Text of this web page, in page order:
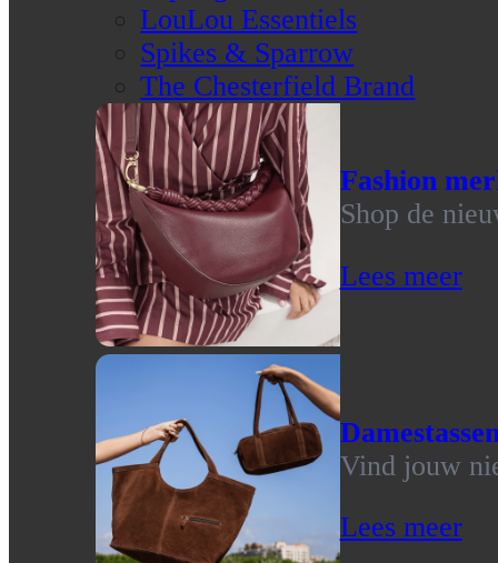
LouLou Essentiels
Spikes & Sparrow
The Chesterfield Brand
Fashion
Shop de
Lees meer
Vind jouw
Lees meer